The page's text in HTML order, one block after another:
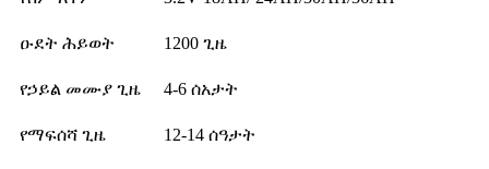
ዑደት ሕይወት 1200 ጊዜ
የኃይል መሙያ ጊዜ 4-6 ሰአታት
የማፍሰሻ ጊዜ 12-14 ሰዓታት